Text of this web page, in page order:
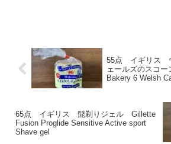
55点 イギリス
ェールズのスコ
Bakery 6 Welsh
65点 イギリス 髭剃りジェル Gillette
Fusion Proglide Sensitive Active sport
Shave gel